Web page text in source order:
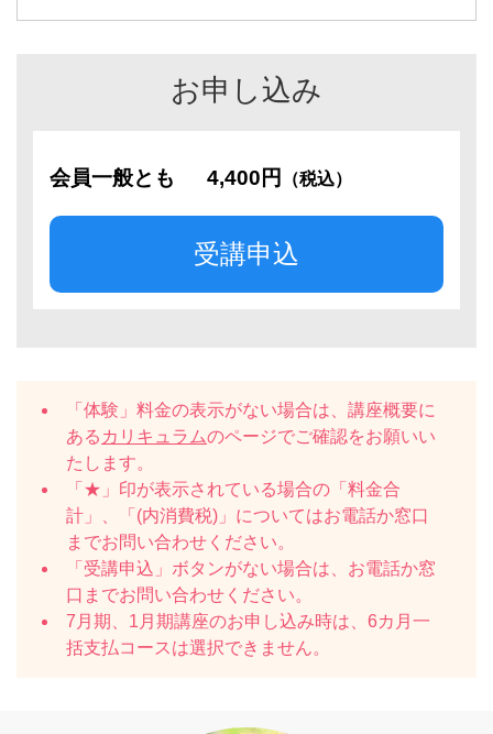
お申し込み
会員一般とも 4,400円 （税込）
受講申込
「体験」料金の表示がない場合は、講座概要に
ある カリキュラムのページでご確認をお願いい
たします。
「★」印が表示されている場合の「料金合
計」、「(内消費税)」についてはお電話か窓口
までお問い合わせください。
「受講申込」ボタンがない場合は、お電話か窓
口までお問い合わせください。
7月期、1月期講座のお申し込み時は、6カ月一
括支払コースは選択できません。